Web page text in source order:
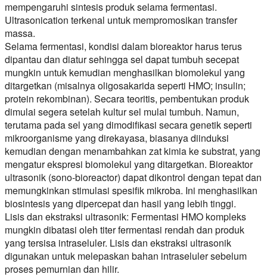
mempengaruhi sintesis produk selama fermentasi.
Ultrasonication terkenal untuk mempromosikan transfer
massa.
Selama fermentasi, kondisi dalam bioreaktor harus terus
dipantau dan diatur sehingga sel dapat tumbuh secepat
mungkin untuk kemudian menghasilkan biomolekul yang
ditargetkan (misalnya oligosakarida seperti HMO; insulin;
protein rekombinan). Secara teoritis, pembentukan produk
dimulai segera setelah kultur sel mulai tumbuh. Namun,
terutama pada sel yang dimodifikasi secara genetik seperti
mikroorganisme yang direkayasa, biasanya diinduksi
kemudian dengan menambahkan zat kimia ke substrat, yang
mengatur ekspresi biomolekul yang ditargetkan. Bioreaktor
ultrasonik (sono-bioreactor) dapat dikontrol dengan tepat dan
memungkinkan stimulasi spesifik mikroba. Ini menghasilkan
biosintesis yang dipercepat dan hasil yang lebih tinggi.
Lisis dan ekstraksi ultrasonik: Fermentasi HMO kompleks
mungkin dibatasi oleh titer fermentasi rendah dan produk
yang tersisa intraseluler. Lisis dan ekstraksi ultrasonik
digunakan untuk melepaskan bahan intraseluler sebelum
proses pemurnian dan hilir.